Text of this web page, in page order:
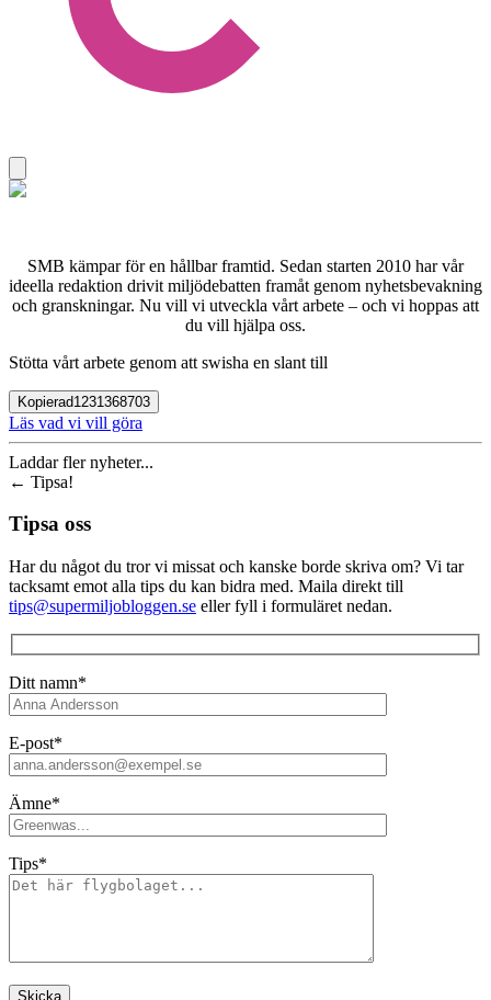
SMB kämpar för en hållbar framtid. Sedan starten 2010 har vår
ideella redaktion drivit miljödebatten framåt genom nyhetsbevakning
och granskningar. Nu vill vi utveckla vårt arbete – och vi hoppas att
du vill hjälpa oss.
Stötta vårt arbete genom att swisha en slant till
Kopierad1231368703
Läs vad vi vill göra
Laddar fler nyheter...
← Tipsa!
Tipsa oss
Har du något du tror vi missat och kanske borde skriva om? Vi tar
tacksamt emot alla tips du kan bidra med. Maila direkt till
tips@supermiljobloggen.se eller fyll i formuläret nedan.
Ditt namn*
E-post*
Ämne*
Tips*
Lämna detta fält tomt.